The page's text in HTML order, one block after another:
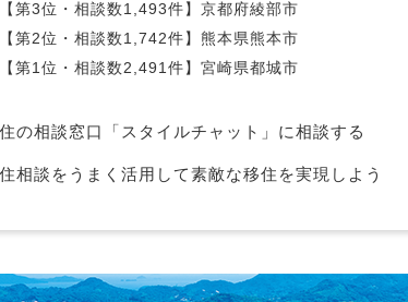
【第3位・相談数1,493件】京都府綾部市
【第2位・相談数1,742件】熊本県熊本市
【第1位・相談数2,491件】宮崎県都城市
の相談窓口「スタイルチャット」に相談する
相談をうまく活用して素敵な移住を実現しよう